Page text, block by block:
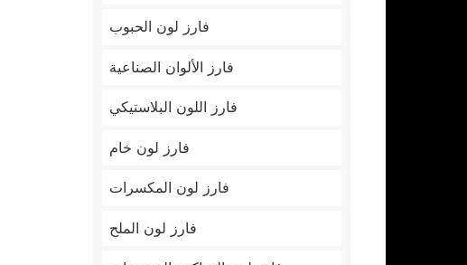
فارز لون الحبوب
فارز الألوان الصناعية
فارز اللون البلاستيكي
فارز لون خام
فارز لون المكسرات
فارز لون الملح